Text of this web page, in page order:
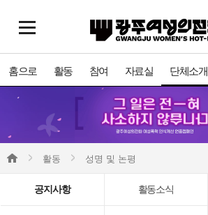
홈으로 활동 참여 자료실 단체소개
활동 성명 및 논평
공지사항 활동소식